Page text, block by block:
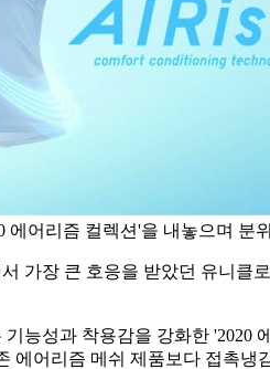
에어리즘 컬렉션'을 내놓으며 분
가장 큰 호응을 받았던 유니클
기능성과 착용감을 강화한 '2020
에어리즘 메쉬 제품보다 접촉냉